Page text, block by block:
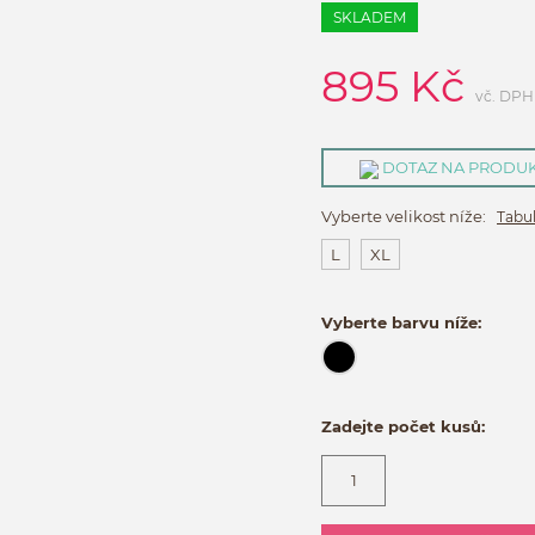
SKLADEM
895 Kč vč. DPH
DOTAZ NA
Vyberte velikost níže:
L XL
Vyberte barvu níže:
Zadejte počet kusů: